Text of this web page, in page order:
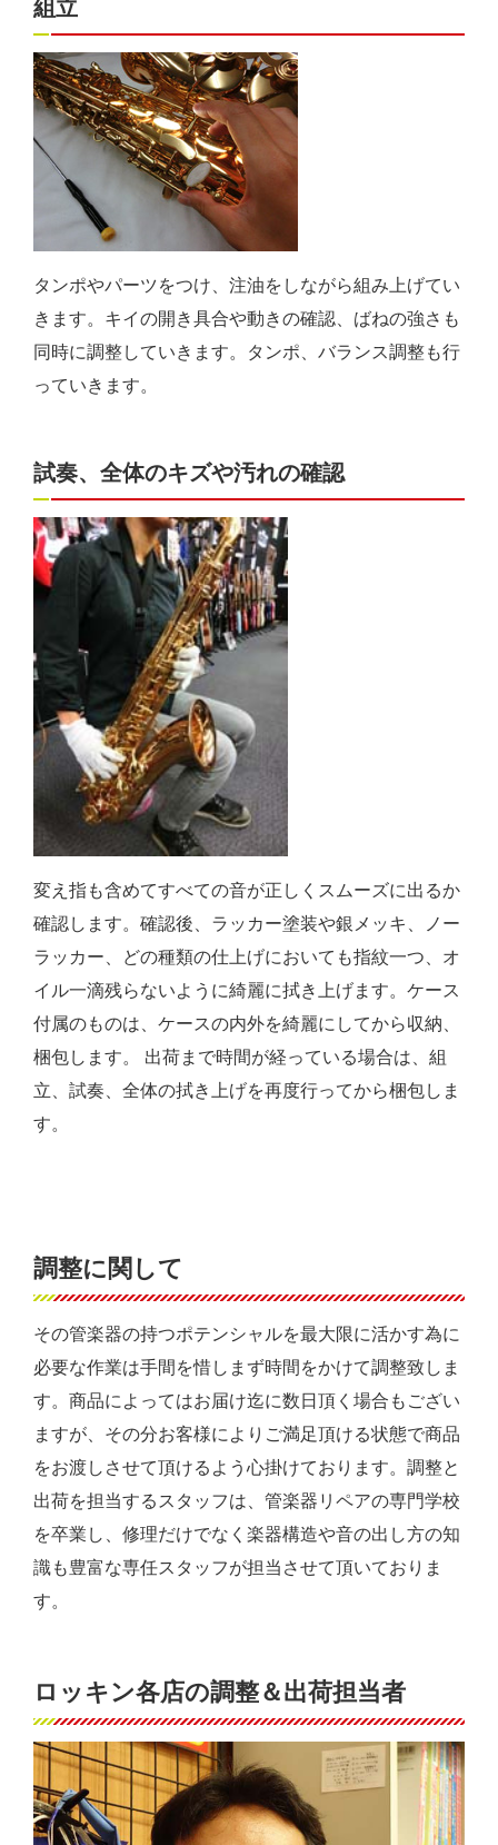
組立
タンポやパーツをつけ、注油をしながら組み上げてい
きます。キイの開き具合や動きの確認、ばねの強さも
同時に調整していきます。タンポ、バランス調整も行
っていきます。
試奏、全体のキズや汚れの確認
変え指も含めてすべての音が正しくスムーズに出るか
確認します。確認後、ラッカー塗装や銀メッキ、ノー
ラッカー、どの種類の仕上げにおいても指紋一つ、オ
イル一滴残らないように綺麗に拭き上げます。ケース
付属のものは、ケースの内外を綺麗にしてから収納、
梱包します。 出荷まで時間が経っている場合は、組
立、試奏、全体の拭き上げを再度行ってから梱包しま
す。
調整に関して
その管楽器の持つポテンシャルを最大限に活かす為に
必要な作業は手間を惜しまず時間をかけて調整致しま
す。商品によってはお届け迄に数日頂く場合もござい
ますが、その分お客様によりご満足頂ける状態で商品
をお渡しさせて頂けるよう心掛けております。調整と
出荷を担当するスタッフは、管楽器リペアの専門学校
を卒業し、修理だけでなく楽器構造や音の出し方の知
識も豊富な専任スタッフが担当させて頂いておりま
す。
ロッキン各店の調整＆出荷担当者